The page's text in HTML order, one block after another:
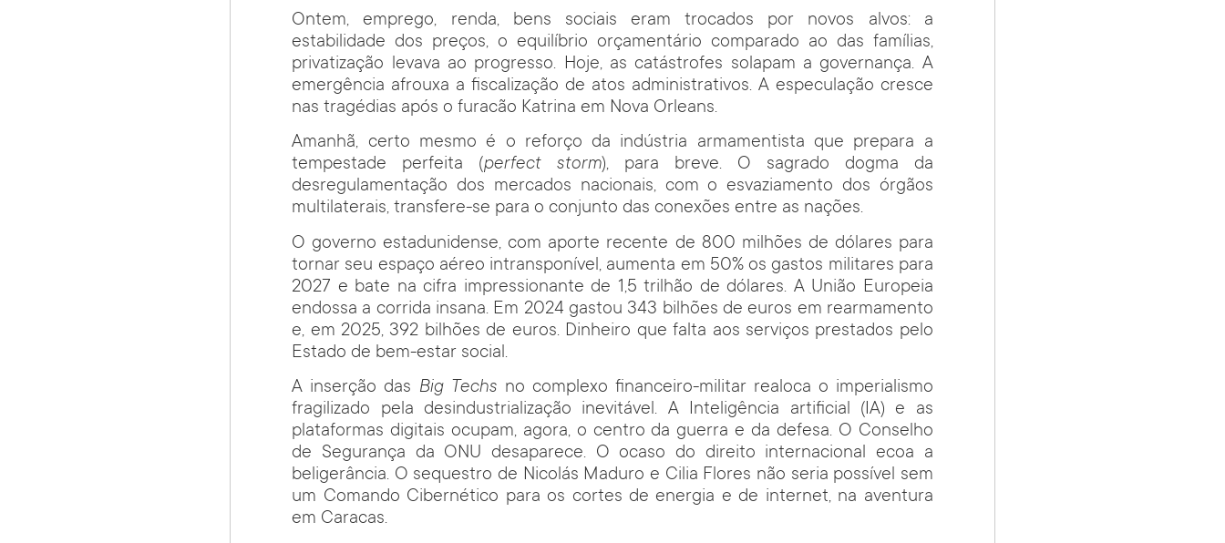
Ontem, emprego, renda, bens sociais eram trocados por novos alvos: a
estabilidade dos preços, o equilíbrio orçamentário comparado ao das famílias,
privatização levava ao progresso. Hoje, as catástrofes solapam a governança. A
emergência afrouxa a fiscalização de atos administrativos. A especulação cresce
nas tragédias após o furacão Katrina em Nova Orleans.
Amanhã, certo mesmo é o reforço da indústria armamentista que prepara a
tempestade perfeita (perfect storm), para breve. O sagrado dogma da
desregulamentação dos mercados nacionais, com o esvaziamento dos órgãos
multilaterais, transfere-se para o conjunto das conexões entre as nações.
O governo estadunidense, com aporte recente de 800 milhões de dólares para
tornar seu espaço aéreo intransponível, aumenta em 50% os gastos militares para
2027 e bate na cifra impressionante de 1,5 trilhão de dólares. A União Europeia
endossa a corrida insana. Em 2024 gastou 343 bilhões de euros em rearmamento
e, em 2025, 392 bilhões de euros. Dinheiro que falta aos serviços prestados pelo
Estado de bem-estar social.
A inserção das Big Techs no complexo financeiro-militar realoca o imperialismo
fragilizado pela desindustrialização inevitável. A Inteligência artificial (IA) e as
plataformas digitais ocupam, agora, o centro da guerra e da defesa. O Conselho
de Segurança da ONU desaparece. O ocaso do direito internacional ecoa a
beligerância. O sequestro de Nicolás Maduro e Cilia Flores não seria possível sem
um Comando Cibernético para os cortes de energia e de internet, na aventura
em Caracas.